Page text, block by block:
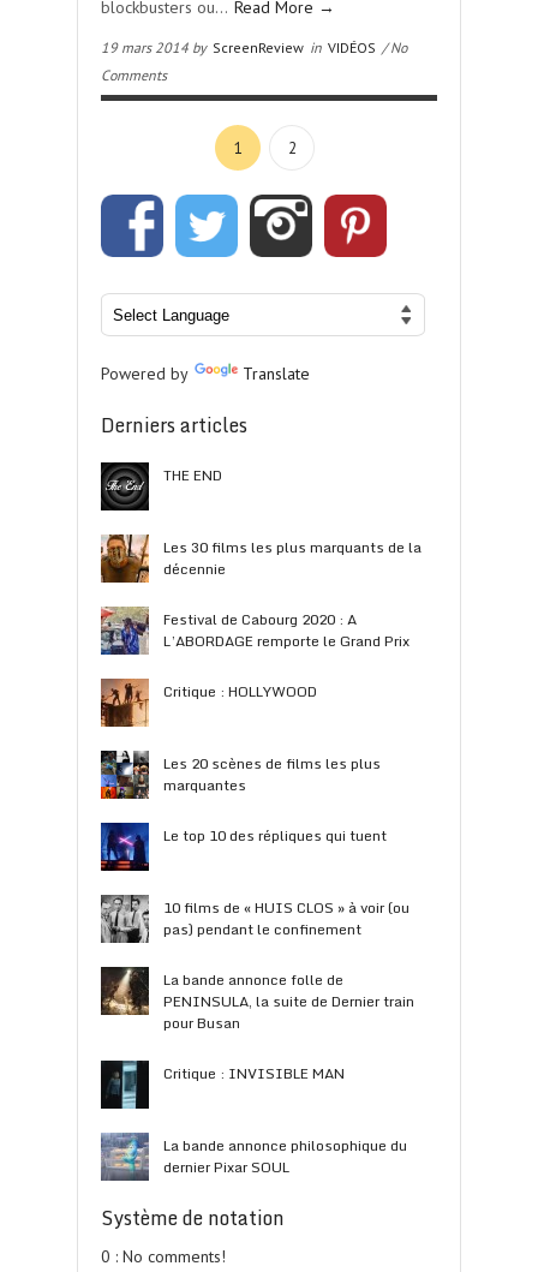
blockbusters ou… Read More →
19 mars 2014 by ScreenReview in VIDÉOS / No
Comments
1 2
Powered by Translate
Derniers articles
THE END
Les 30 films les plus marquants de la
décennie
Festival de Cabourg 2020 : A
L’ABORDAGE remporte le Grand Prix
Critique : HOLLYWOOD
Les 20 scènes de films les plus
marquantes
Le top 10 des répliques qui tuent
10 films de « HUIS CLOS » à voir (ou
pas) pendant le confinement
La bande annonce folle de
PENINSULA, la suite de Dernier train
pour Busan
Critique : INVISIBLE MAN
La bande annonce philosophique du
dernier Pixar SOUL
Système de notation
0 : No comments!